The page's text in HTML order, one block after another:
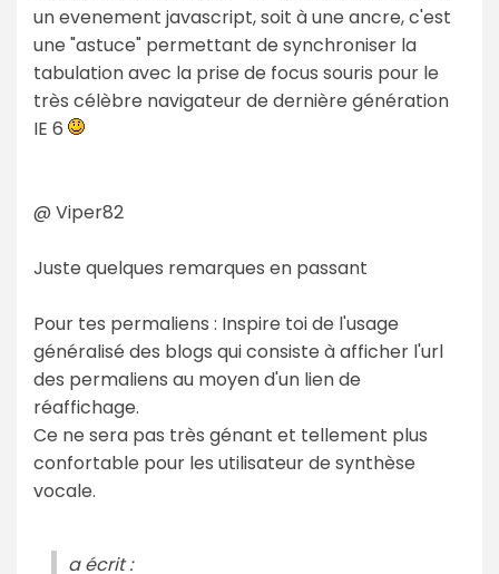
un evenement javascript, soit à une ancre, c'est
une "astuce" permettant de synchroniser la
tabulation avec la prise de focus souris pour le
très célèbre navigateur de dernière génération
IE 6
@ Viper82
Juste quelques remarques en passant
Pour tes permaliens : Inspire toi de l'usage
généralisé des blogs qui consiste à afficher l'url
des permaliens au moyen d'un lien de
réaffichage.
Ce ne sera pas très génant et tellement plus
confortable pour les utilisateur de synthèse
vocale.
a écrit :